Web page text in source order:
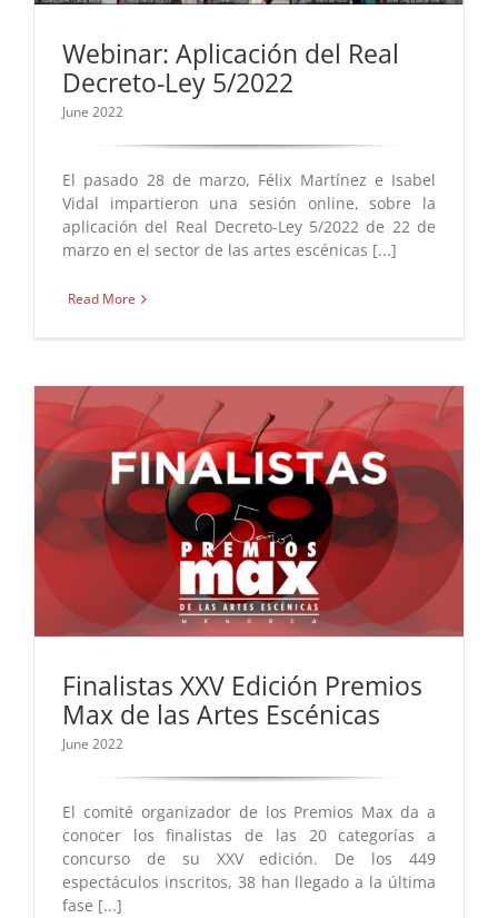
Webinar: Aplicación del Real
Decreto-Ley 5/2022
June 2022
El pasado 28 de marzo, Félix Martínez e Isabel
Vidal impartieron una sesión online, sobre la
aplicación del Real Decreto-Ley 5/2022 de 22 de
marzo en el sector de las artes escénicas [...]
Read More
Finalistas XXV Edición Premios
Max de las Artes Escénicas
June 2022
El comité organizador de los Premios Max da a
conocer los finalistas de las 20 categorías a
concurso de su XXV edición. De los 449
espectáculos inscritos, 38 han llegado a la última
fase [...]